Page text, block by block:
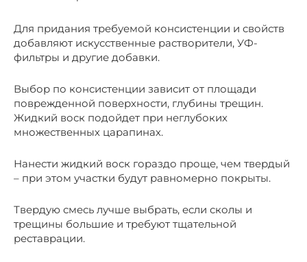
Для придания требуемой консистенции и свойств
добавляют искусственные растворители, УФ-
фильтры и другие добавки.
Выбор по консистенции зависит от площади
поврежденной поверхности, глубины трещин.
Жидкий воск подойдет при неглубоких
множественных царапинах.
Нанести жидкий воск гораздо проще, чем твердый
– при этом участки будут равномерно покрыты.
Твердую смесь лучше выбрать, если сколы и
трещины большие и требуют тщательной
реставрации.